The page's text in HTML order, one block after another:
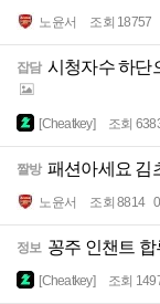
노윤서 조회 18757
잡담 시청자수 하단
[Cheatkey] 조회
짤방 패션아세요 김
노윤서 조회 8814
정보 꽁주 인챈트 합
[Cheatkey] 조회